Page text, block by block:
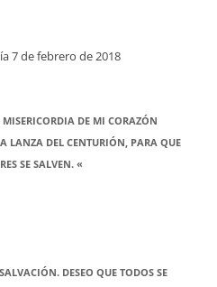
7 de febrero de 2018
MISERICORDIA DE MI CORAZÓN
LANZA DEL CENTURIÓN, PARA QUE
SE SALVEN. «
DESEO QUE TODOS SE